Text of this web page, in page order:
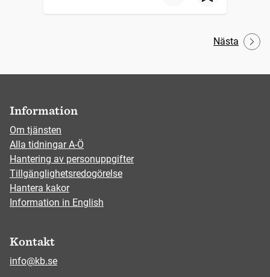
Nästa
Information
Om tjänsten
Alla tidningar A-Ö
Hantering av personuppgifter
Tillgänglighetsredogörelse
Hantera kakor
Information in English
Kontakt
info@kb.se